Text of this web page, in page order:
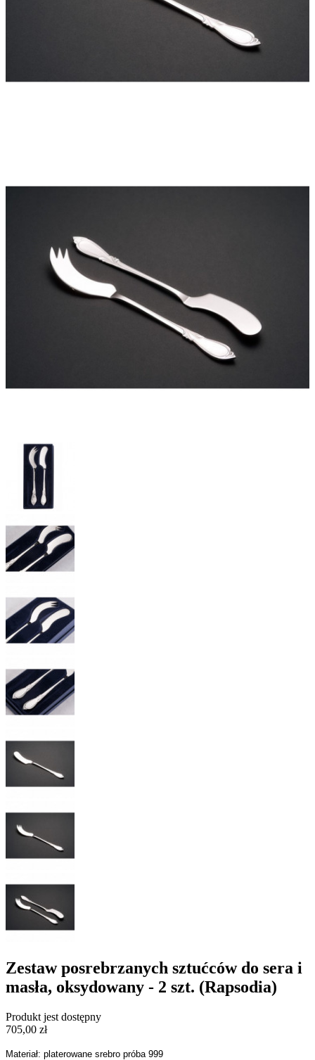
Zestaw posrebrzanych sztućców do sera i
masła, oksydowany - 2 szt. (Rapsodia)
Produkt jest dostępny
705,00 zł
Materiał: platerowane srebro próba 999